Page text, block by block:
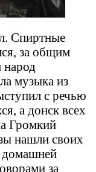
Спиртные
за общим
народ
музыка из
с речью
а донск всех
Громкий
нашли своих
домашней
за